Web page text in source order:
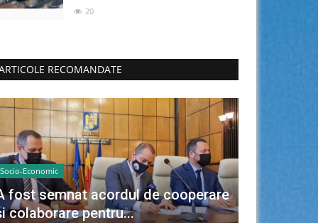
20
RECOMANDATE
Socio-Economic
fost semnat acordul de cooperare
colaborare pentru...